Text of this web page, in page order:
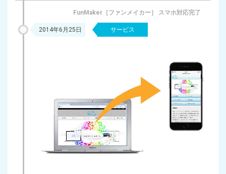
FunMaker［ファンメイカー］ スマホ対応完了
2014年6月25日 サービス